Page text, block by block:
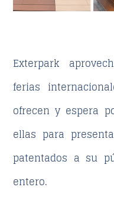
Exterpark
ferias
ofrecen y espera
ellas para
patentados a su
entero.